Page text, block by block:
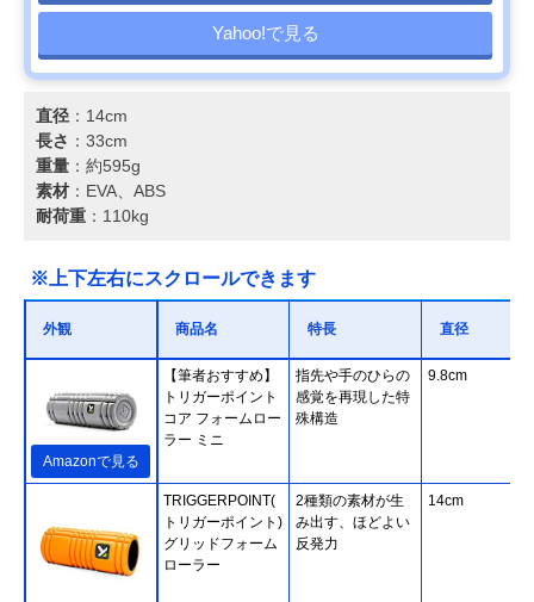
Yahoo!で見る
直径 ：14cm
長さ ：33cm
重量 ：約595g
素材 ：EVA、ABS
耐荷重 ：110kg
※上下左右にスクロールできます
外観 商品名 特長 直径
Amazonで見る
【筆者おすすめ】
トリガーポイント
コア フォームロー
ラー ミニ
指先や手のひらの
感覚を再現した特
殊構造
9.8cm
TRIGGERPOINT(
トリガーポイント)
グリッドフォーム
ローラー
2種類の素材が生
み出す、ほどよい
反発力
14cm